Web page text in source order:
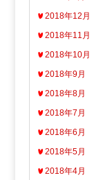
2018年12月
2018年11月
2018年10月
2018年9月
2018年8月
2018年7月
2018年6月
2018年5月
2018年4月